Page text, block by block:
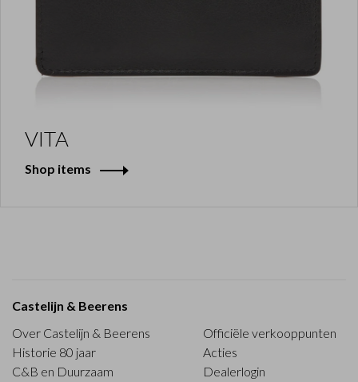
VITA
Shop items
Castelijn & Beerens
Over Castelijn & Beerens
Historie 80 jaar
C&B en Duurzaam
Officiële verkooppunten
Acties
Dealerlogin